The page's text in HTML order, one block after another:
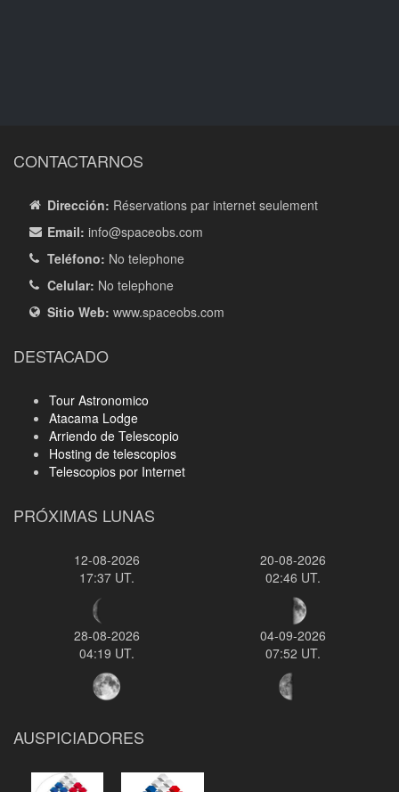
CONTACTARNOS
Dirección: Réservations par internet seulement
Email: info@spaceobs.com
Teléfono: No telephone
Celular: No telephone
Sitio Web: www.spaceobs.com
DESTACADO
Tour Astronomico
Atacama Lodge
Arriendo de Telescopio
Hosting de telescopios
Telescopios por Internet
PRÓXIMAS LUNAS
12-08-2026
17:37 UT.
20-08-2026
02:46 UT.
28-08-2026
04:19 UT.
04-09-2026
07:52 UT.
AUSPICIADORES